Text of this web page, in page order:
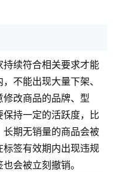
续符合相关要求才能
不能出现大量下架、
改商品的品牌、型
持一定的活跃度，比
期无销量的商品会被
签有效期内出现违规
会被立刻撤销。